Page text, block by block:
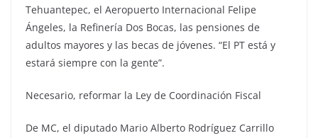
Tehuantepec, el Aeropuerto Internacional Felipe
Ángeles, la Refinería Dos Bocas, las pensiones de
adultos mayores y las becas de jóvenes. “El PT está y
estará siempre con la gente”.
Necesario, reformar la Ley de Coordinación Fiscal
De MC, el diputado Mario Alberto Rodríguez Carrillo